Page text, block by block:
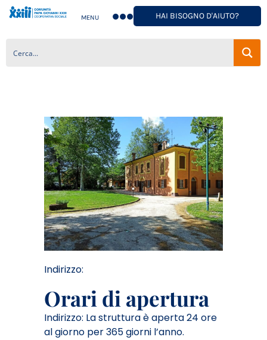
MENU HAI BISOGNO D'AIUTO?
Indirizzo:
Orari di apertura
Indirizzo: La struttura è aperta 24 ore
al giorno per 365 giorni l’anno.